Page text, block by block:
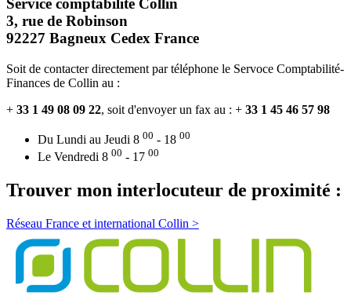
Service comptabilité Collin
3, rue de Robinson
92227 Bagneux Cedex France
Soit de contacter directement par téléphone le Servoce Comptabilité-
Finances de Collin au :
+ 33 1 49 08 09 22, soit d'envoyer un fax au : + 33 1 45 46 57 98
Du Lundi au Jeudi 8 00 - 18 00
Le Vendredi 8 00 - 17 00
Trouver mon interlocuteur de proximité :
Réseau France et international Collin >